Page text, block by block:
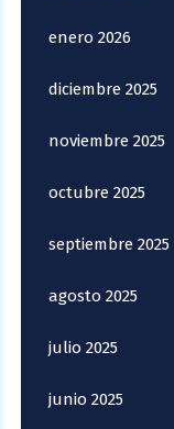
enero 2026
diciembre 2025
noviembre 2025
octubre 2025
septiembre 2025
agosto 2025
julio 2025
junio 2025